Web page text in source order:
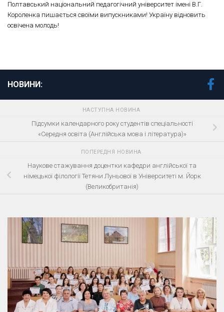
Полтавський національний педагогічний університет імені В.Г.
Короленка пишається своїми випускниками! Україну відновить
освічена молодь!
НОВИНИ:
НАСТУПНА НОВИНА
Підсумки календарного року студентів спеціальності
«Середня освіта (Англійська мова і література)»
ПОПЕРЕДНЯ НОВИНА
Наукове стажування доцентки кафедри англійської та
німецької філології Тетяни Луньової в Університеті м. Йорк
(Великобританія)